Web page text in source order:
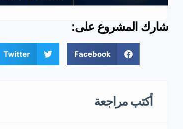
شارك المشروع على:
Facebook
Twitter
أكتب مراجعة